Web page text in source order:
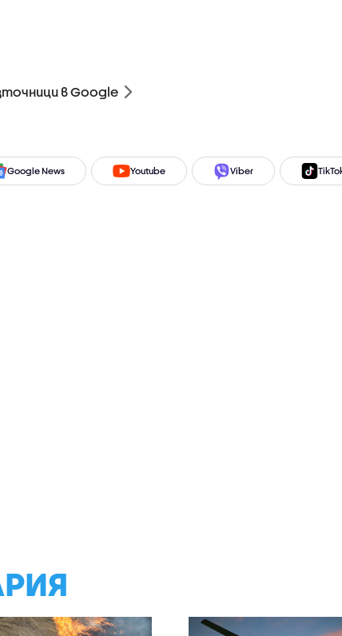
в Google
Google News Youtube Viber